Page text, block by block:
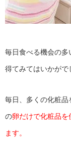
毎日食べる機会の多
得てみてはいかがで
毎日、多くの化粧品
の卵だけで化粧品を
ます。